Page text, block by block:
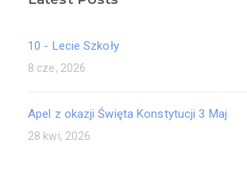
10 - Lecie Szkoły
8 cze, 2026
Apel z okazji Święta Konstytucji 3 Maj
28 kwi, 2026